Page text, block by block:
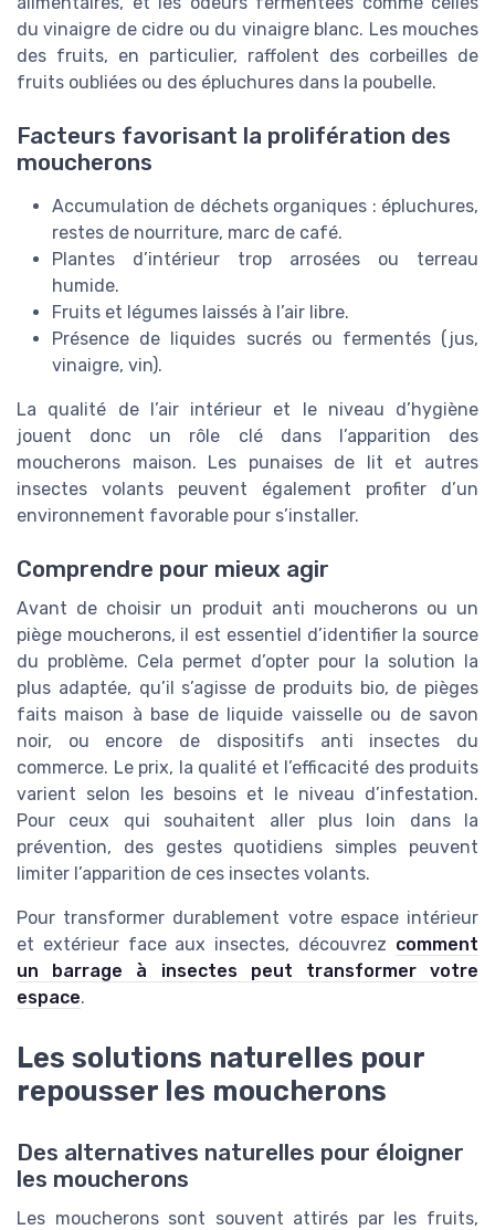
du vinaigre de cidre ou du vinaigre blanc. Les mouches
des fruits, en particulier, raffolent des corbeilles de
fruits oubliées ou des épluchures dans la poubelle.
Facteurs favorisant la prolifération des
moucherons
Accumulation de déchets organiques : épluchures,
restes de nourriture, marc de café.
Plantes d’intérieur trop arrosées ou terreau
humide.
Fruits et légumes laissés à l’air libre.
Présence de liquides sucrés ou fermentés (jus,
vinaigre, vin).
La qualité de l’air intérieur et le niveau d’hygiène
jouent donc un rôle clé dans l’apparition des
moucherons maison. Les punaises de lit et autres
insectes volants peuvent également profiter d’un
environnement favorable pour s’installer.
Comprendre pour mieux agir
Avant de choisir un produit anti moucherons ou un
piège moucherons, il est essentiel d’identifier la source
du problème. Cela permet d’opter pour la solution la
plus adaptée, qu’il s’agisse de produits bio, de pièges
faits maison à base de liquide vaisselle ou de savon
noir, ou encore de dispositifs anti insectes du
commerce. Le prix, la qualité et l’efficacité des produits
varient selon les besoins et le niveau d’infestation.
Pour ceux qui souhaitent aller plus loin dans la
prévention, des gestes quotidiens simples peuvent
limiter l’apparition de ces insectes volants.
Pour transformer durablement votre espace intérieur
et extérieur face aux insectes, découvrez comment
un barrage à insectes peut transformer votre
espace.
Les solutions naturelles pour
repousser les moucherons
Des alternatives naturelles pour éloigner
les moucherons
Les moucherons sont souvent attirés par les fruits,